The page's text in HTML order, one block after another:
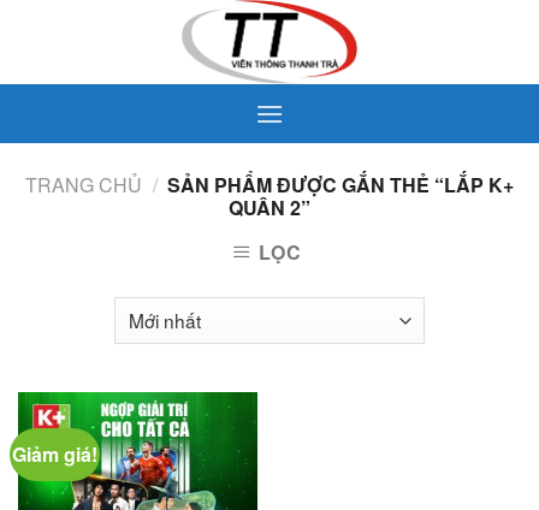
TRANG CHỦ / SẢN PHẨM ĐƯỢC GẮN THẺ “LẮP K+
QUÂN 2”
LỌC
Giảm giá!